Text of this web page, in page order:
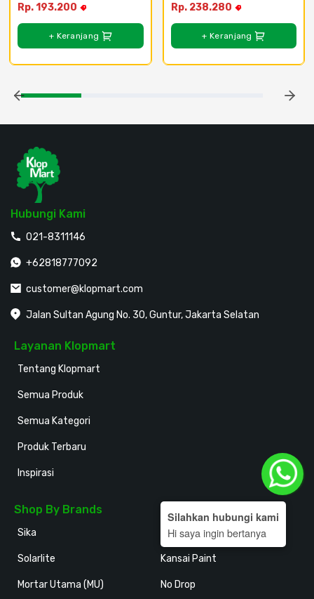
Rp. 193.200
+ Keranjang
Rp. 238.280
+ Keranjang
Hubungi Kami
021-8311146
+62818777092
customer@klopmart.com
Jalan Sultan Agung No. 30, Guntur, Jakarta Selatan
Layanan Klopmart
Tentang Klopmart
Semua Produk
Semua Kategori
Produk Terbaru
Inspirasi
Shop By Brands
Sika
Solarlite
Mortar Utama (MU)
Holodeck
Kansai Paint
No Drop
Silahkan hubungi kami
Hi saya ingin bertanya